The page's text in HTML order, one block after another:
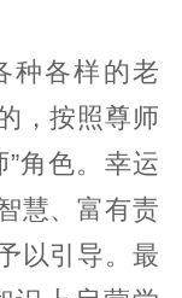
种各样的老
，按照尊师
角色。幸运
慧、富有责
以引导。最